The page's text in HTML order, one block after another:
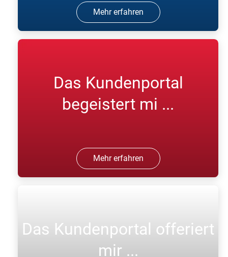
Mehr erfahren
Das Kundenportal
begeistert mi ...
Mehr erfahren
Das Kundenportal offeriert
mir ...